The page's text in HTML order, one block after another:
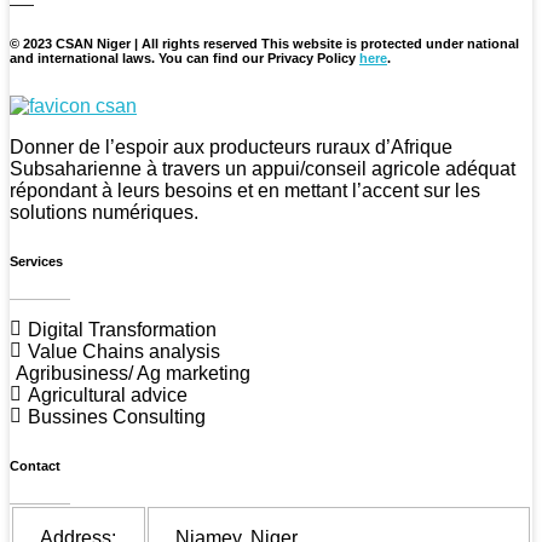
© 2023 CSAN Niger | All rights reserved This website is protected under national
and international laws. You can find our Privacy Policy here.
Donner de l’espoir aux producteurs ruraux d’Afrique
Subsaharienne à travers un appui/conseil agricole adéquat
répondant à leurs besoins et en mettant l’accent sur les
solutions numériques.
Services
Digital Transformation
Value Chains analysis
Agribusiness/ Ag marketing
Agricultural advice
Bussines Consulting
Contact
Address: Niamey, Niger